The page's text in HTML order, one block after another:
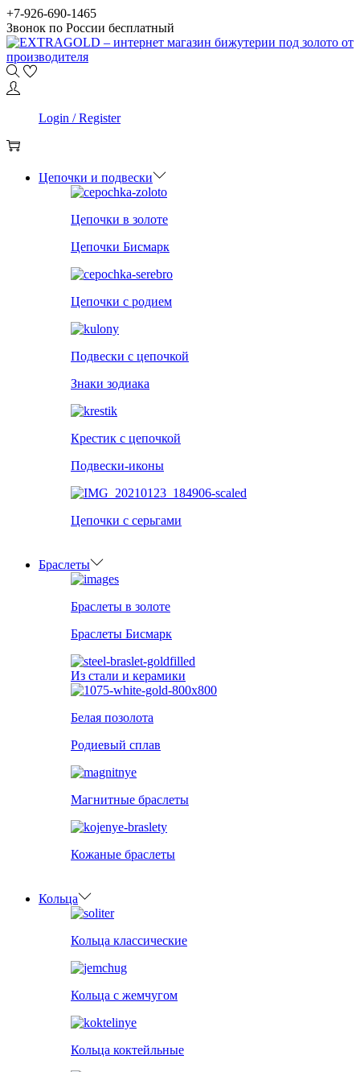
Skip
to
navigation
Skip
to
content
+7-926-690-1465
Звонок по России бесплатный
Login / Register
Цепочки и подвески
Цепочки в золоте
Цепочки Бисмарк
Цепочки с родием
Подвески с цепочкой
Знаки зодиака
Крестик с цепочкой
Подвески-иконы
Цепочки с серьгами
Браслеты
Браслеты в золоте
Браслеты Бисмарк
Из стали и керамики
Белая позолота
Родиевый сплав
Магнитные браслеты
Кожаные браслеты
Кольца
Кольца классические
Кольца с жемчугом
Кольца коктейльные